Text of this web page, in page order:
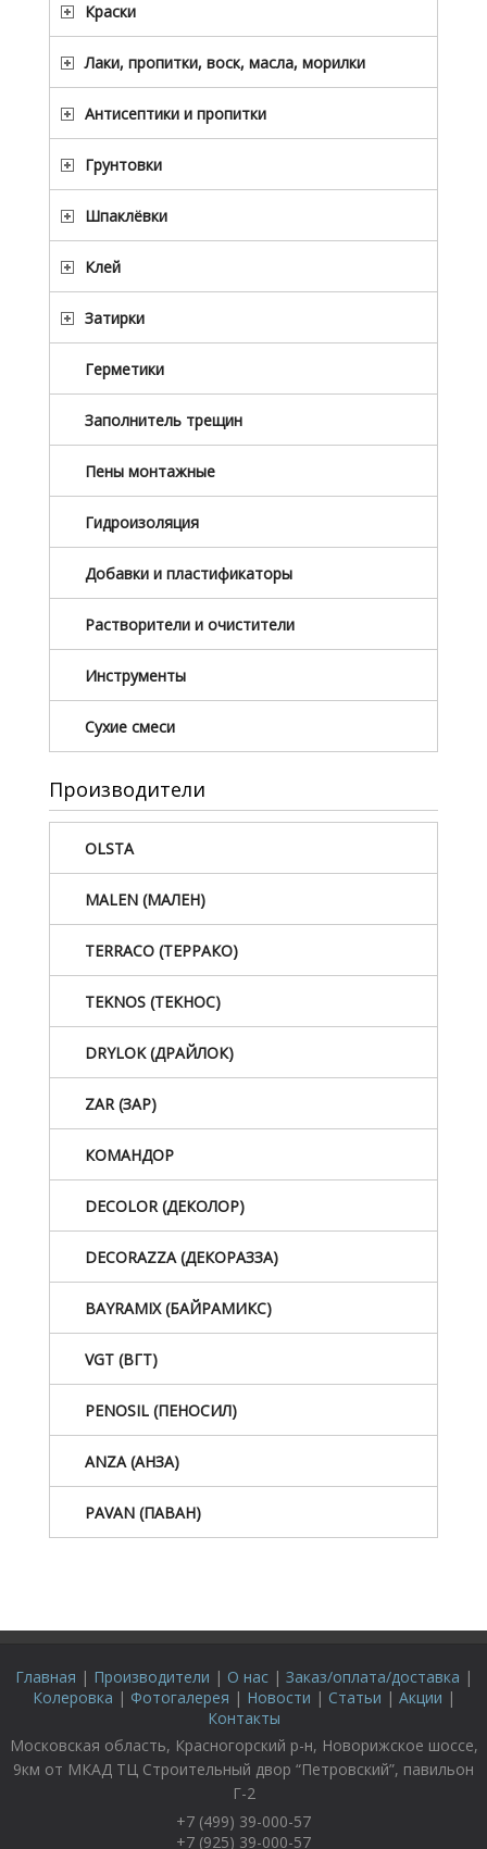
Краски
Лаки, пропитки, воск, масла, морилки
Антисептики и пропитки
Грунтовки
Шпаклёвки
Клей
Затирки
Герметики
Заполнитель трещин
Пены монтажные
Гидроизоляция
Добавки и пластификаторы
Растворители и очистители
Инструменты
Сухие смеси
Производители
OLSTA
MALEN (МАЛЕН)
TERRACO (ТЕРРАКО)
TEKNOS (ТЕКНОС)
DRYLOK (ДРАЙЛОК)
ZAR (ЗАР)
КОМАНДОР
DECOLOR (ДЕКОЛОР)
DECORAZZA (ДЕКОРАЗЗА)
BAYRAMIX (БАЙРАМИКС)
VGT (ВГТ)
PENOSIL (ПЕНОСИЛ)
ANZA (АНЗА)
PAVAN (ПАВАН)
Главная | Производители | О нас| Заказ/оплата/доставка |
Колеровка | Фотогалерея | Новости | Статьи | Акции |
Контакты
Московская область, Красногорский р-н, Новорижское шоссе,
9км от МКАД ТЦ Строительный двор “Петровский”, павильон
Г-2
+7 (499) 39-000-57
+7 (925) 39-000-57